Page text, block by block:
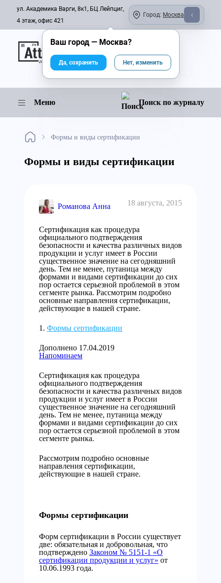
ул. Академика Варги, 8к1, БЦ Лейпциг,
4 этаж, офис 421
Город: Москва
Онлайн-журнал
Меню Поиск по журналу
Формы и виды сертификации
Формы и виды сертификации
Романова Анна 18 августа, 2015
Сертификация как процедура
официального подтверждения
безопасности и качества различных видов
продукции и услуг имеет в России
существенное значение на сегодняшний
день. Тем не менее, путаница между
формами и видами сертификации до сих
пор остается серьезной проблемой в этом
сегменте рынка. Рассмотрим подробно
основные направления сертификации,
действующие в нашей стране.
Формы сертификации
Дополнено 17.04.2019
Напоминаем
Сертификация как процедура
официального подтверждения
безопасности и качества различных видов
продукции и услуг имеет в России
существенное значение на сегодняшний
день. Тем не менее, путаница между
формами и видами сертификации до сих
пор остается серьезной проблемой в этом
сегменте рынка.
Рассмотрим подробно основные
направления сертификации,
действующие в нашей стране.
Формы сертификации
Форм сертификации в России существует
две: обязательная и добровольная, что
подтверждено Законом № 5151-1 «О
сертификации продукции и услуг» от
10.06.1993 года.
Ваш город — Москва?
Да, сохранить Нет, изменить